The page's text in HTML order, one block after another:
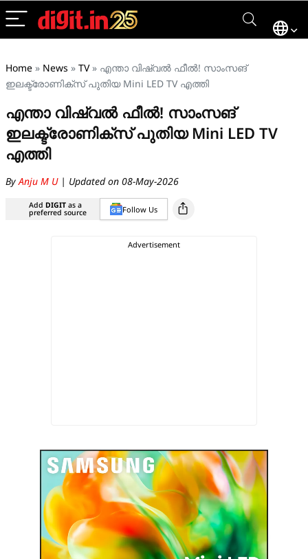
Home » News » TV» എന്താ വിഷ്വൽ ഫീൽ! സാംസങ്
ഇലക്ട്രോണിക്സ് പുതിയ Mini LED TV എത്തി
എന്താ വിഷ്വൽ ഫീൽ! സാംസങ്
ഇലക്ട്രോണിക്സ് പുതിയ Mini LED TV
എത്തി
ByAnju M U | Updated on 08-May-2026
Add DIGIT as a
preferred source Follow Us